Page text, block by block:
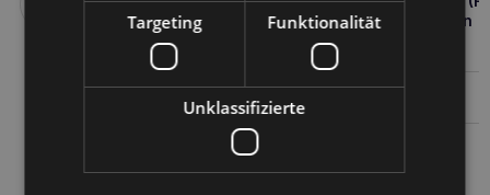
Weiterlesen
Haut) Katze 30 Tabletten
5,90€
Targeting Funktionalität
Unklassifizierte